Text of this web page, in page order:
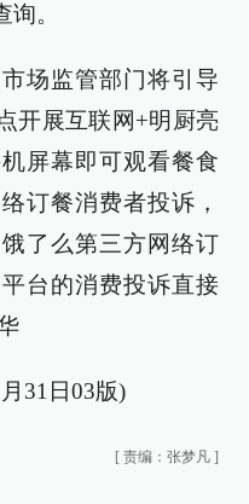
。
场监管部门将引导
开展互联网+明厨亮
屏幕即可观看餐食
订餐消费者投诉，
了么第三方网络订
台的消费投诉直接
31日03版)
[ 责编：张梦凡 ]